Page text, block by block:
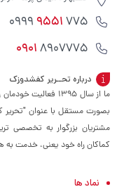
9551775 0999
09018907775
درباره تحــریر کفشدوزک
ما از سال ۱۳۹۵
بصورت مستقل با عنوان "تحریر
مشتریان بزرگوار به تخصصی
کماکان راه خود یعنی، خدمت به
نماد ها